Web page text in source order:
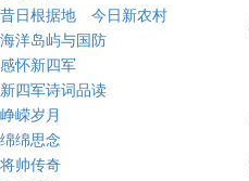
昔日根据地 今日新农村
海洋岛屿与国防
感怀新四军
新四军诗词品读
峥嵘岁月
绵绵思念
将帅传奇